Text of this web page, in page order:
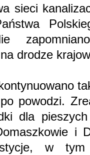
sieci
drodze
powodzi.
dla
i
w